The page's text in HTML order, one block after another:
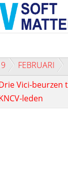
FEBRUARI
Vici-beurzen
leden